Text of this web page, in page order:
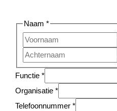
Naam *
Functie *
Organisatie *
Telefoonnummer *